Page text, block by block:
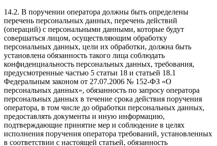
14.2. В поручении оператора должны быть определены
перечень персональных данных, перечень действий
(операций) с персональными данными, которые будут
совершаться лицом, осуществляющим обработку
персональных данных, цели их обработки, должна быть
установлена обязанность такого лица соблюдать
конфиденциальность персональных данных, требования,
предусмотренные частью 5 статьи 18 и статьей 18.1
Федеральным законом от 27.07.2006 № 152-ФЗ «О
персональных данных», обязанность по запросу оператора
персональных данных в течение срока действия поручения
оператора, в том числе до обработки персональных данных,
предоставлять документы и иную информацию,
подтверждающие принятие мер и соблюдение в целях
исполнения поручения оператора требований, установленных
в соответствии с настоящей статьей, обязанность